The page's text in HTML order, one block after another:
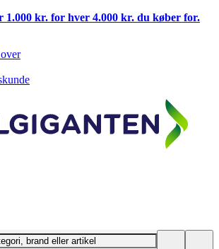
kr. for hver 4.000 kr. du køber for.